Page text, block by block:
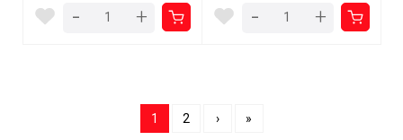
- + - +
1 2 › »